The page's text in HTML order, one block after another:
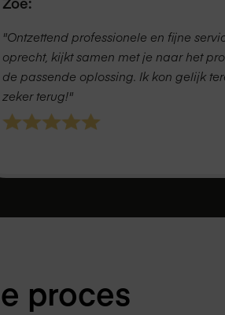
"Ontzettend professionele en fijne
oprecht, kijkt samen met je naar het
de passende oplossing. Ik kon gelijk
zeker terug!"
proces